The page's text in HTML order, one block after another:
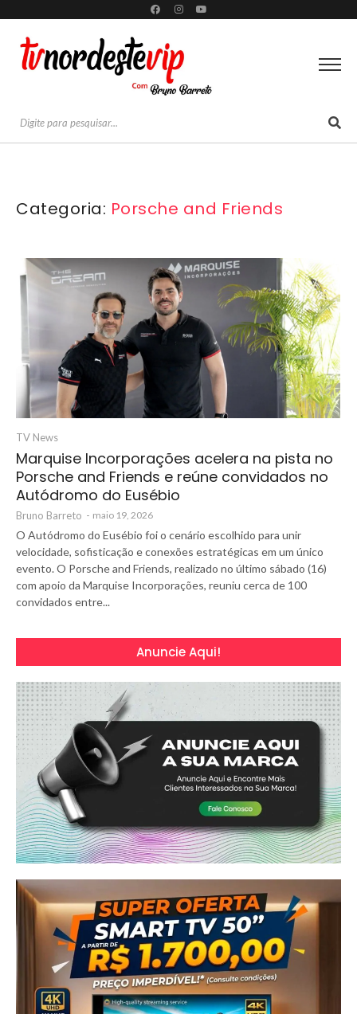
Categoria: Porsche and Friends
TV News
Marquise Incorporações acelera na pista no
Porsche and Friends e reúne convidados no
Autódromo do Eusébio
Bruno Barreto - maio 19, 2026
O Autódromo do Eusébio foi o cenário escolhido para unir
velocidade, sofisticação e conexões estratégicas em um único
evento. O Porsche and Friends, realizado no último sábado (16)
com apoio da Marquise Incorporações, reuniu cerca de 100
convidados entre...
Anuncie Aqui!